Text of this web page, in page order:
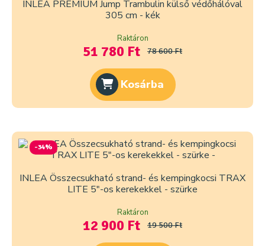
INLEA PREMIUM Jump Trambulin külső védőhálóval
305 cm - kék
Raktáron
51 780 Ft 78 600 Ft
Kosárba
-34%
INLEA Összecsukható strand- és kempingkocsi TRAX
LITE 5″-os kerekekkel - szürke
Raktáron
12 900 Ft 19 500 Ft